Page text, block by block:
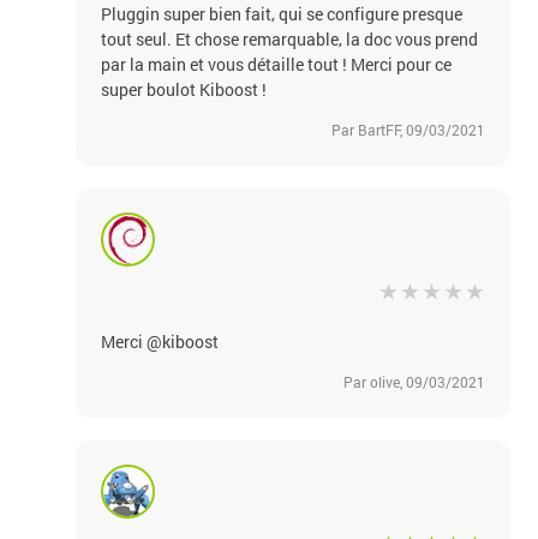
Pluggin super bien fait, qui se configure presque
tout seul. Et chose remarquable, la doc vous prend
par la main et vous détaille tout ! Merci pour ce
super boulot Kiboost !
Par BartFF, 09/03/2021
Merci @kiboost
Par olive, 09/03/2021